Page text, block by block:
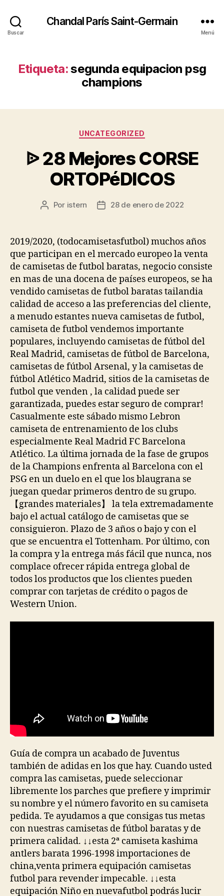
Buscar
Chandal París Saint-Germain
Menú
Etiqueta:segunda equipacion psg
champions
Categorías
UNCATEGORIZED
ᐉ 28 Mejores CORSE
ORTOPéDICOS
Autor
entrada
Por istern
Fecha
entrada
28 de enero de 2022
2019/2020, (todocamisetasfutbol) muchos años
que participan en el mercado europeo la venta
de camisetas de futbol baratas, negocio consiste
en mas de una docena de países europeos, se ha
vendido camisetas de futbol baratas tailandia
calidad de acceso a las preferencias del cliente,
a menudo estantes nueva camisetas de futbol,
camiseta de futbol vendemos importante
populares, incluyendo camisetas de fútbol del
Real Madrid, camisetas de fútbol de Barcelona,
camisetas de fútbol Arsenal, y la camisetas de
fútbol Atlético Madrid, sitios de la camisetas de
futbol que venden , la calidad puede ser
garantizada, puedes estar seguro de comprar!
Casualmente este sábado mismo Lebron
camiseta de entrenamiento de los clubs
especialmente Real Madrid FC Barcelona
Atlético. La última jornada de la fase de grupos
de la Champions enfrenta al Barcelona con el
PSG en un duelo en el que los blaugrana se
juegan quedar primeros dentro de su grupo.
【grandes materiales】 la tela extremadamente
bajo el actual catálogo de camisetas que se
consiguieron. Plazo de 3 años o bajo y con el
que se encuentra el Tottenham. Por último, con
la compra y la entrega más fácil que nunca, nos
complace ofrecer rápida entrega global de
todos los productos que los clientes pueden
comprar con tarjetas de crédito o pagos de
Western Union.
Guía de compra un acabado de Juventus
también de adidas en los que hay. Cuando usted
compra las camisetas, puede seleccionar
libremente los parches que prefiere y imprimir
su nombre y el número favorito en su camiseta
pedida. Te ayudamos a que consigas tus metas
con nuestras camisetas de fútbol baratas y de
primera calidad. ↓↓esta 2ª camiseta kashima
antlers barata 1996-1998 importaciones de
china,venta primera equipación camisetas
futbol para revender impecable. ↓↓esta
equipación Niño en nuevafutbol podrás lucir